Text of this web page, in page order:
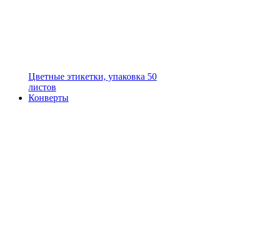
Цветные этикетки, упаковка 50
листов
Конверты